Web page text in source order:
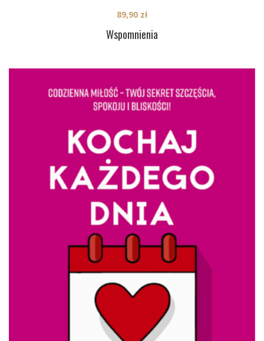
Wspomnienia
89,90 zł